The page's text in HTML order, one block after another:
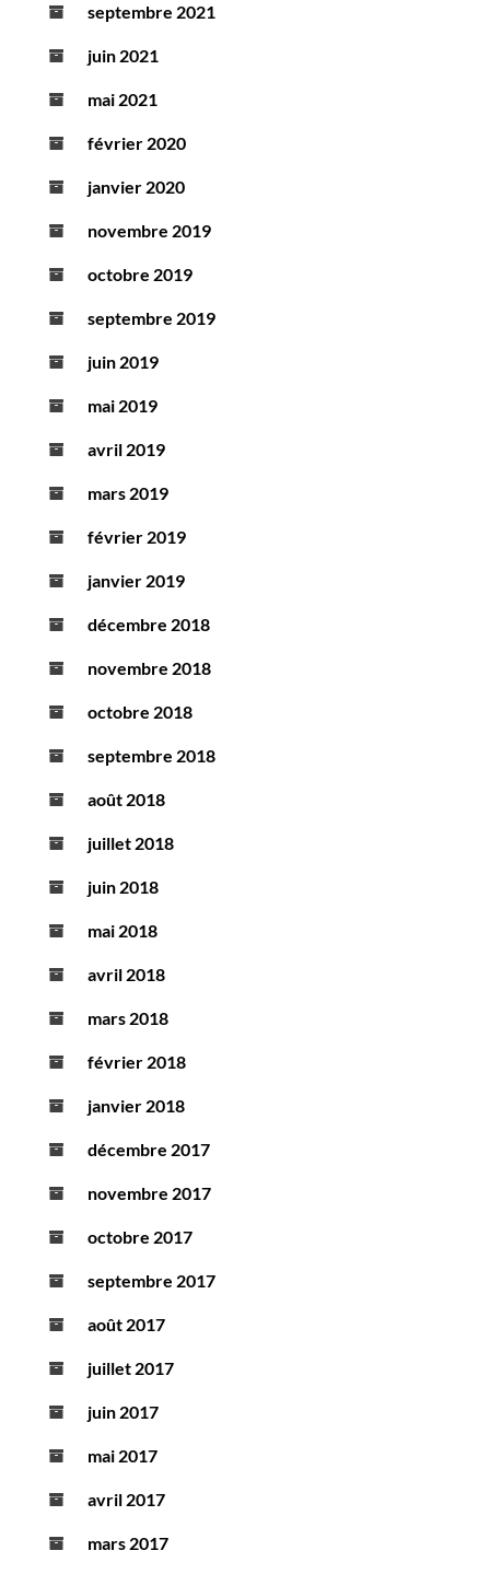
septembre 2021
juin 2021
mai 2021
février 2020
janvier 2020
novembre 2019
octobre 2019
septembre 2019
juin 2019
mai 2019
avril 2019
mars 2019
février 2019
janvier 2019
décembre 2018
novembre 2018
octobre 2018
septembre 2018
août 2018
juillet 2018
juin 2018
mai 2018
avril 2018
mars 2018
février 2018
janvier 2018
décembre 2017
novembre 2017
octobre 2017
septembre 2017
août 2017
juillet 2017
juin 2017
mai 2017
avril 2017
mars 2017